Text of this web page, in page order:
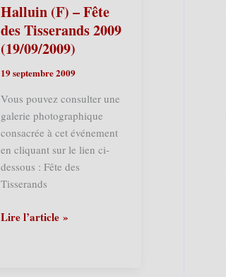
Halluin (F) – Fête
des Tisserands 2009
(19/09/2009)
19 septembre 2009
Vous pouvez consulter une
galerie photographique
consacrée à cet événement
en cliquant sur le lien ci-
dessous : Fête des
Tisserands
Halluin
Lire l’article »